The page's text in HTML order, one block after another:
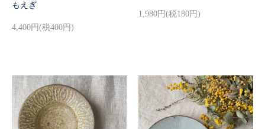
もえぎ
4,400円(税400円)
1,980円(税180円)